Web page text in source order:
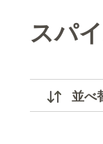
スパ
並べ